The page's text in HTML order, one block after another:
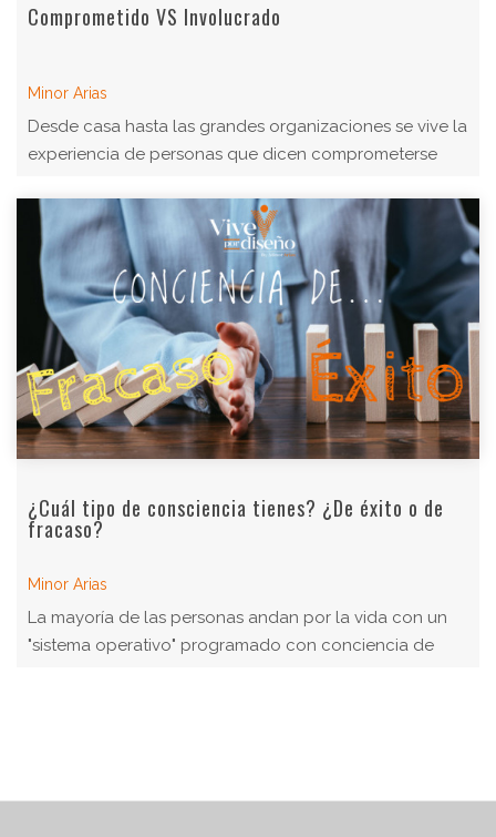
Comprometido VS Involucrado
Minor Arias
Desde casa hasta las grandes organizaciones se vive la
experiencia de personas que dicen comprometerse
¿Cuál tipo de consciencia tienes? ¿De éxito o de
fracaso?
Minor Arias
La mayoría de las personas andan por la vida con un
"sistema operativo" programado con conciencia de